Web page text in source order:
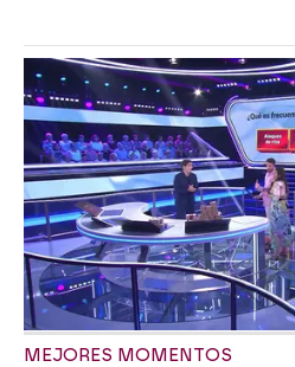
MEJORES MOMENTOS